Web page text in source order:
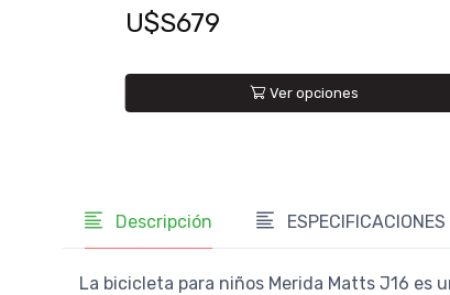
U$S679
Ver opciones
Descripción ESPECIFICACIONES
La bicicleta para niños Merida Matts J16